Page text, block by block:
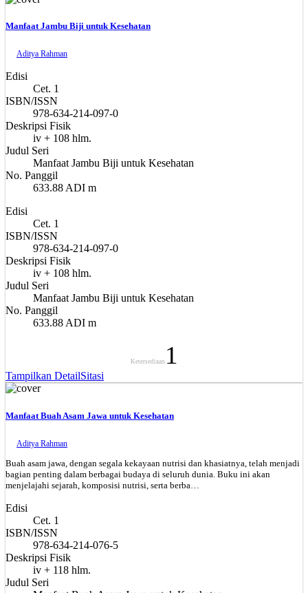
Manfaat Jambu Biji untuk Kesehatan
Aditya Rahman
Edisi
Cet. 1
ISBN/ISSN
978-634-214-097-0
Deskripsi Fisik
iv + 108 hlm.
Judul Seri
Manfaat Jambu Biji untuk Kesehatan
No. Panggil
633.88 ADI m
Edisi
Cet. 1
ISBN/ISSN
978-634-214-097-0
Deskripsi Fisik
iv + 108 hlm.
Judul Seri
Manfaat Jambu Biji untuk Kesehatan
No. Panggil
633.88 ADI m
Ketersediaan 1
Tampilkan DetailSitasi
Manfaat Buah Asam Jawa untuk Kesehatan
Aditya Rahman
Buah asam jawa, dengan segala kekayaan nutrisi dan khasiatnya, telah menjadi
bagian penting dalam berbagai budaya di seluruh dunia. Buku ini akan
menjelajahi sejarah, komposisi nutrisi, serta berba…
Edisi
Cet. 1
ISBN/ISSN
978-634-214-076-5
Deskripsi Fisik
iv + 118 hlm.
Judul Seri